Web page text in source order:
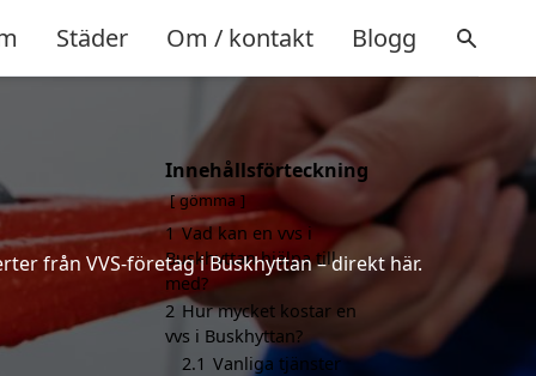
Städer Om / kontakt Blogg
från VVS-företag i Buskhyttan – direkt här.
Innehållsförteckning
gömma
1 Vad kan en vvs i
Buskhyttan hjälpa till
med?
2 Hur mycket kostar en
vvs i Buskhyttan?
2.1 Vanliga tjänster